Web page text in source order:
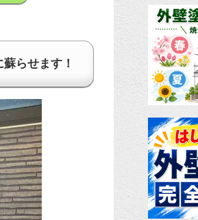
らせます！